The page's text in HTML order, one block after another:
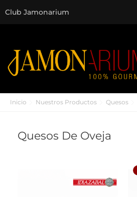
Club Jamonarium
Inicio Nuestros Productos Quesos
Quesos De Oveja